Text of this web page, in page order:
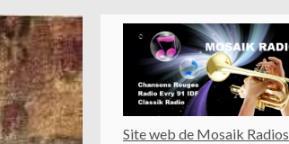
Site web de Mosaik Radios